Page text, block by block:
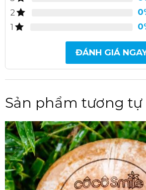
2
1
ĐÁNH GIÁ
Sản phẩm tương tự